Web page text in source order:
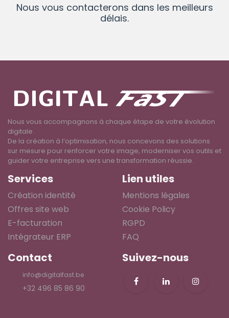
Nous vous contacterons dans les meilleurs
délais.
Nous vous accompagnons à chaque étape de votre évolution
digitale .
De la création à l’optimisation, nous concevons des solutions
sur mesure pour renforcer votre image, moderniser vos outils et
guider votre entreprise vers une transformation réussie.
Contact
info@digitalfast.be
+32 496 85 86 90
Lien utiles
Mentions légales
Cookie Policy
RGPD
FAQ
Services
Création identité
Offres site web
E-facturation
Intégrateur ERP
Suivez-nous